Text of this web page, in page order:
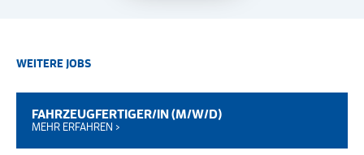
WEITERE JOBS
FAHRZEUGFERTIGER/IN (M/W/D)
MEHR ERFAHREN ›